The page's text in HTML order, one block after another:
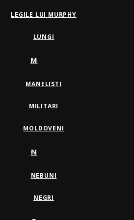
LEGILE LUI MURPHY
LUNGI
M
MANELISTI
MILITARI
MOLDOVENI
N
NEBUNI
NEGRI